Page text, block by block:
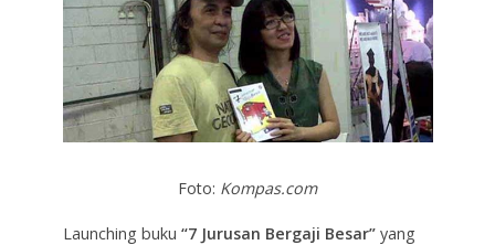
Foto: Kompas.com
Launching buku “7 Jurusan Bergaji Besar” yang